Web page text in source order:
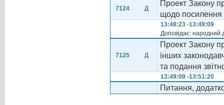
7124 Д
Проект Закону
щодо посилення
13:48:23 -13:49:09
Доповідає: народний
7125 Д
Проект Закону
інших
та подання
13:49:09 -13:51:20
Питання,